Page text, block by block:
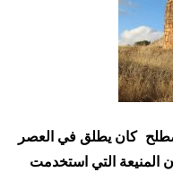
كان يطلق في العصر
المنيعة التي استخدمت